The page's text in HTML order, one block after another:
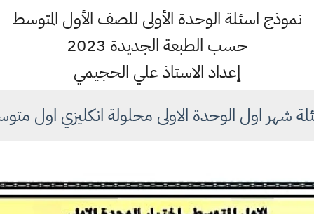
نموذج اسئلة الوحدة الأولى للصف الأول المتوسط
حسب الطبعة الجديدة 2023
إعداد الاستاذ علي الحجيمي
شهر اول الوحدة الاولى محلولة انكليزي اول